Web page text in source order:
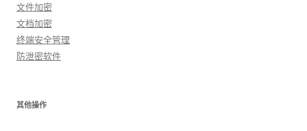
文件加密
文档加密
终端安全管理
防泄密软件
其他操作